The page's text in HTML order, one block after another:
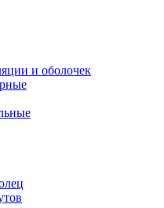
и оболочек